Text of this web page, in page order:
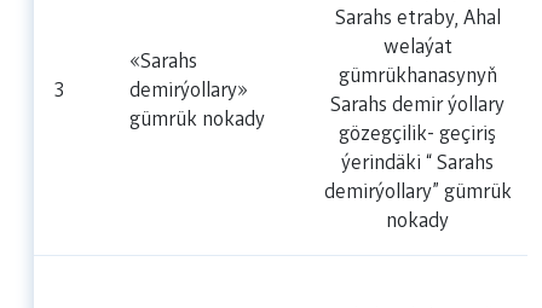
3
«Sarahs
demirýollary»
gümrük nokady
Sarahs etraby, Ahal
welaýat
gümrükhanasynyň
Sarahs demir ýollary
gözegçilik- geçiriş
ýerindäki “ Sarahs
demirýollary” gümrük
nokady